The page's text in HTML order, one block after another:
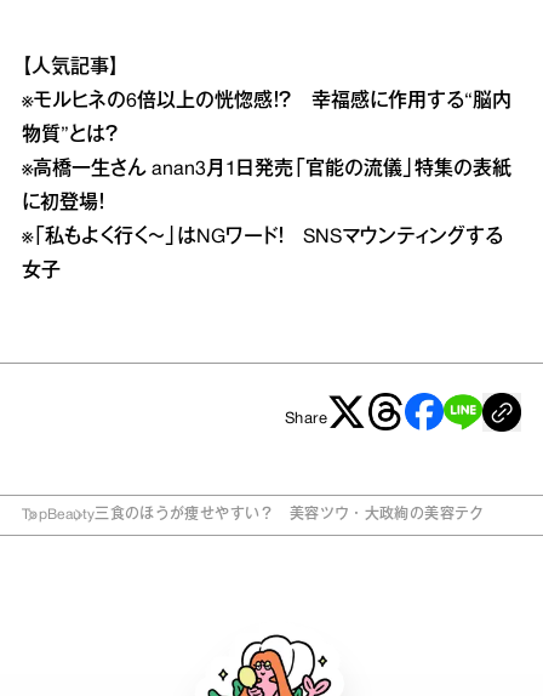
【人気記事】
※モルヒネの6倍以上の恍惚感！？ 幸福感に作用する“脳内
物質”とは？
※高橋一生さん anan3月1日発売「官能の流儀」特集の表紙
に初登場！
※「私もよく行く～」はNGワード！ SNSマウンティングする
女子
Share
TopBeauty三食のほうが痩せやすい？ 美容ツウ・大政絢の美容テク